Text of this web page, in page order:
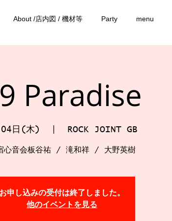
About /店内図 / 機材等 Party menu
Paradise
04日(木) ROCK JOINT GB
心音会板谷祐 / 滝和祥 / 大野英樹
お申し込みの受付は終了しました。
他のイベントを見る